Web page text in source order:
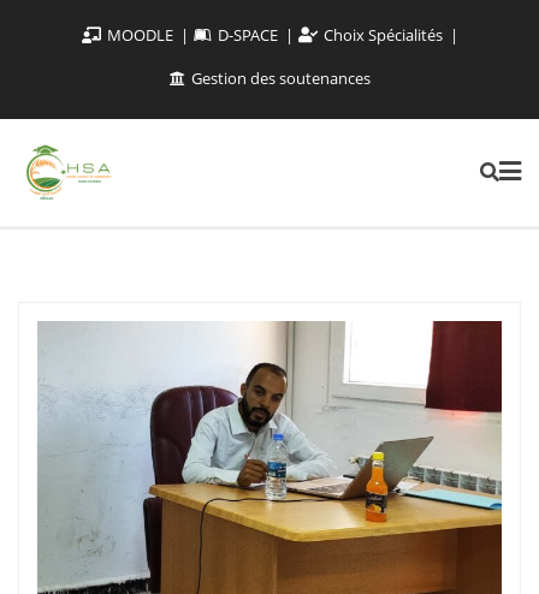
MOODLE D-SPACE
Choix Spécialités
Gestion des soutenances